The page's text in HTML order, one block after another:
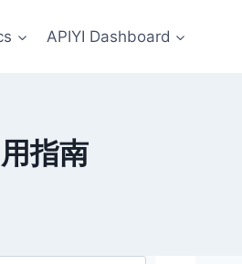
APIYI Dashboard
指南